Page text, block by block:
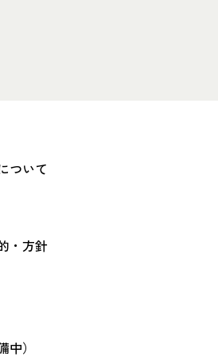
ついて
・方針
中）